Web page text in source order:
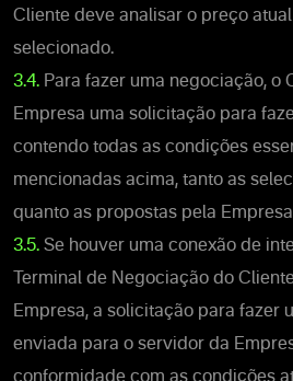
Cliente deve analisar o preço
selecionado.
3.4. Para fazer uma negociação, o
Empresa uma solicitação para
contendo todas as condições
mencionadas acima, tanto as
quanto as propostas pela
3.5. Se houver uma conexão de
Terminal de Negociação do
Empresa, a solicitação para fazer
enviada para o servidor da